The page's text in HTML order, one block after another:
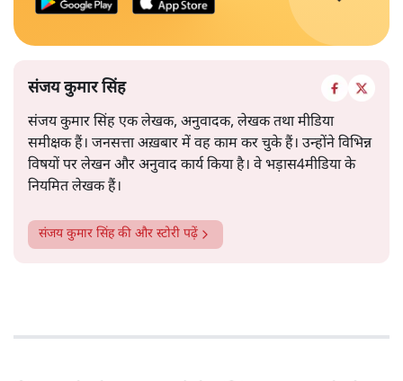
संजय कुमार सिंह
संजय कुमार सिंह एक लेखक, अनुवादक, लेखक तथा मीडिया
समीक्षक हैं। जनसत्ता अख़बार में वह काम कर चुके हैं। उन्होंने विभिन्न
विषयों पर लेखन और अनुवाद कार्य किया है। वे भड़ास4मीडिया के
नियमित लेखक हैं।
संजय कुमार सिंहकी और स्टोरी पढ़ें